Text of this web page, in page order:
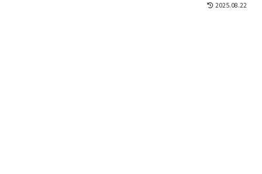
2025.08.22